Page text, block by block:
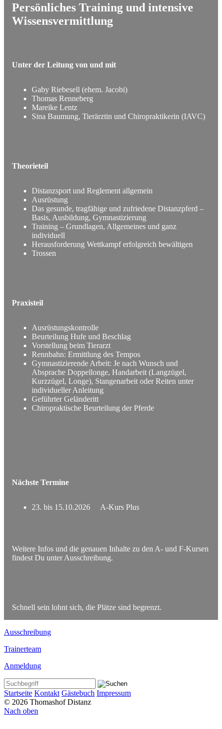
Persönliches Training und intensive
Wissensvermittlung
Unter der Leitung von und mit
Gaby Riebesell (ehem. Jacobi)
Thomas Renneberg
Mareike Lentz
Sina Baumung, Tierärztin und Chiropraktikerin (IAVC)
Theorieteil
Distanzsport und Reglement allgemein
Ausrüstung
Das gesunde, tragfähige und zufriedene Distanzpferd –
Basis, Ausbildung, Gymnastizierung
Training – Grundlagen, Allgemeines und ganz
individuell
Herausforderung Wettkampf erfolgreich bewältigen
Trossen
Praxisteil
Ausrüstungskontrolle
Beurteilung Hufe und Beschlag
Vorstellung beim Tierarzt
Rennbahn: Ermittlung des Tempos
Gymnastizierende Arbeit: Je nach Wunsch und
Absprache Doppellonge, Handarbeit (Langzügel,
Kurzzügel, Longe), Stangenarbeit oder Reiten unter
individueller Anleitung
Geführter Geländeritt
Chiropraktische Beurteilung der Pferde
Nächste Termine
23. bis 15.10.2026 A-Kurs Plus
Weitere Infos und die genauen Inhalte zu den A- und F-Kursen
findest Du unter Ausschreibung.
Schnell sein lohnt sich, die Plätze sind begrenzt.
Ausschreibung
Trainerteam
Anmeldung
Startseite Kontakt Gästebuch Impressum
© 2026 Thomashof Distanz
Nach oben